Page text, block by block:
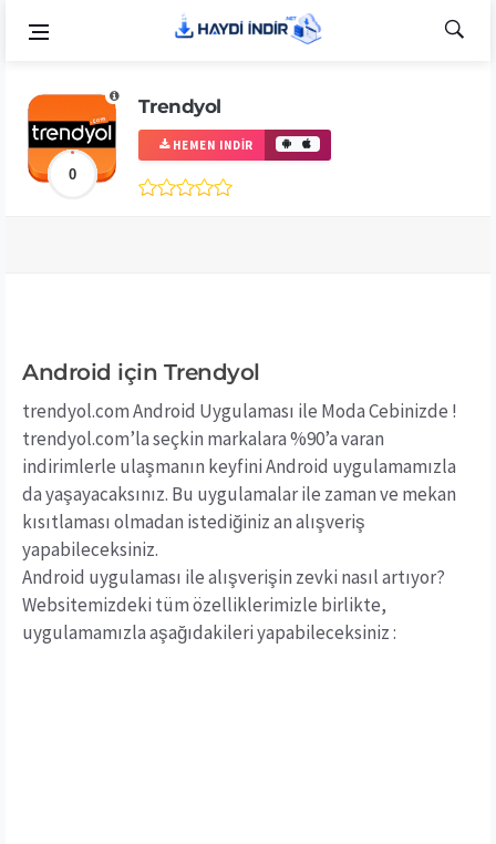
0
Trendyol
HEMEN INDIR
Android için Trendyol
trendyol.com Android Uygulaması ile Moda Cebinizde !
trendyol.com’la seçkin markalara %90’a varan
indirimlerle ulaşmanın keyfini Android uygulamamızla
da yaşayacaksınız. Bu uygulamalar ile zaman ve mekan
kısıtlaması olmadan istediğiniz an alışveriş
yapabileceksiniz.
Android uygulaması ile alışverişin zevki nasıl artıyor?
Websitemizdeki tüm özelliklerimizle birlikte,
uygulamamızla aşağıdakileri yapabileceksiniz :